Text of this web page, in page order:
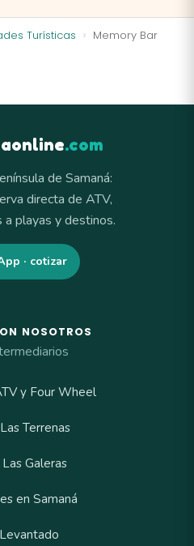
Turísticas Memory Bar
.com
de Samaná:
directa de ATV,
playas y destinos.
· cotizar
NOSOTROS
y Four Wheel
Terrenas
Galeras
en Samaná